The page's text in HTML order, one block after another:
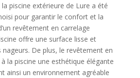
piscine extérieure de Lure a été
pour garantir le confort et la
revêtement en carrelage
offre une surface lisse et
nageurs. De plus, le revêtement en
la piscine une esthétique élégante
ainsi un environnement agréable